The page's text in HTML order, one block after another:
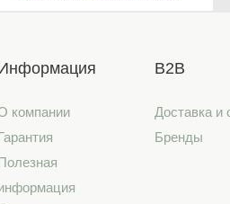
компании
B2B
Доставка и
Бренды